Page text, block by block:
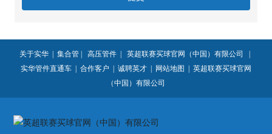
关于实华 |集合管 |高压管件 英超联赛买球官网（中国）有限公司
实华管件直通车| 合作客户 诚聘英才| 网站地图
英超联赛买球官网
（中国）有限公司